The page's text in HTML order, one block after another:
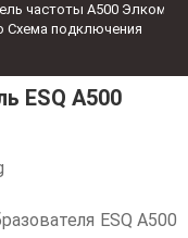
частоты А500 Элком
Схема подключения
ESQ A500
ESQ A500